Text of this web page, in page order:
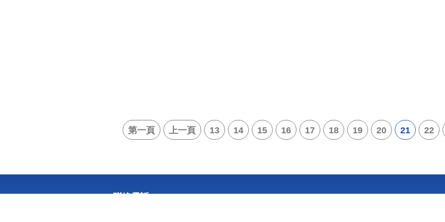
第一頁 上一頁 13 14 15 16 17 18 19 20 21 22
聯絡電話：06-2533131 #1507~1508